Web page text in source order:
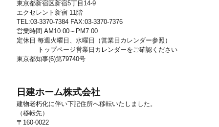
東京都新宿区新宿5丁目14-9
エクセレント新宿 11階
TEL:03-3370-7384 FAX:03-3370-7376
営業時間 AM10:00～PM7:00
定休日 毎週火曜日、水曜日（営業日カレンダー参照）
トップページ営業日カレンダーをご確認ください
東京都知事(6)第79740号
日建ホーム株式会社
建物老朽化に伴い下記住所へ移転いたしました。
（移転先）
〒160-0022